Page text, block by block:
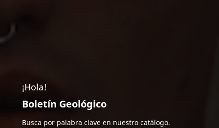
¡Hola!
Boletín Geológico
Busca por palabra clave en nuestro catálogo.